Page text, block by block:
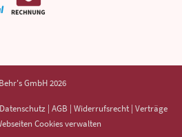
GmbH 2026
Datenschutz | AGB | Widerrufsrecht | Verträge
Cookies verwalten